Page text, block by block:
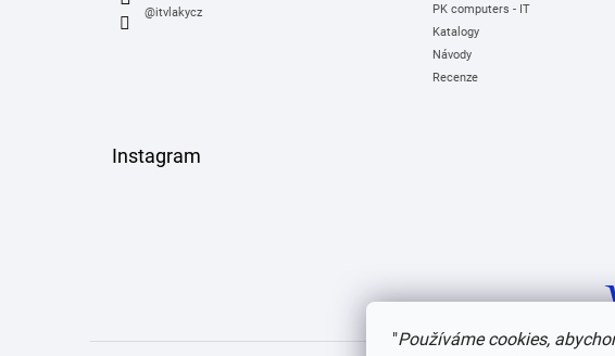
"Používáme cookies,
@itvlakycz
PK computers - IT
Katalogy
Návody
Recenze
Instagram